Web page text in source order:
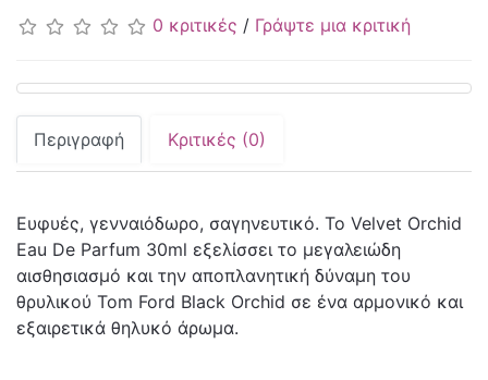
0 κριτικές / Γράψτε μια κριτική
Περιγραφή Κριτικές (0)
Ευφυές, γενναιόδωρο, σαγηνευτικό. Το Velvet Orchid
Eau De Parfum 30ml εξελίσσει το μεγαλειώδη
αισθησιασμό και την αποπλανητική δύναμη του
θρυλικού Tom Ford Black Orchid σε ένα αρμονικό και
εξαιρετικά θηλυκό άρωμα.